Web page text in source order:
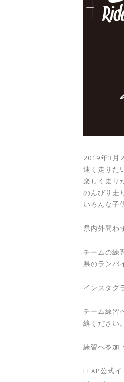
2019年3月
速く走りた
楽しく走り
のんびり走
いろんな子
県内外問わ
チームの練
県のランバ
インスタグ
チーム練習
絡ください。
練習へ参加
FLAP公式